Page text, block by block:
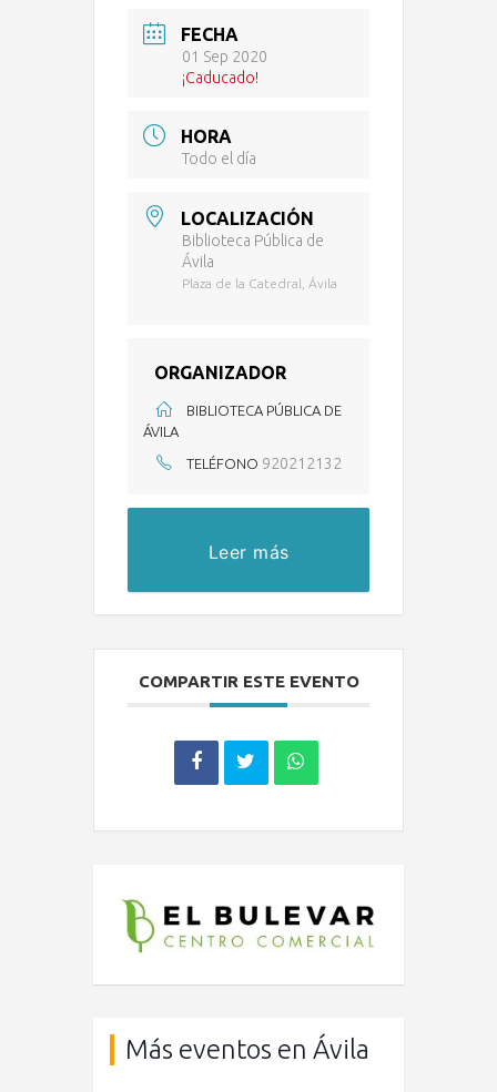
FECHA
01 Sep 2020
¡Caducado!
HORA
Todo el día
LOCALIZACIÓN
Biblioteca Pública de
Ávila
Plaza de la Catedral, Ávila
ORGANIZADOR
BIBLIOTECA PÚBLICA DE
ÁVILA
TELÉFONO 920212132
Leer más
COMPARTIR ESTE EVENTO
Más eventos en Ávila